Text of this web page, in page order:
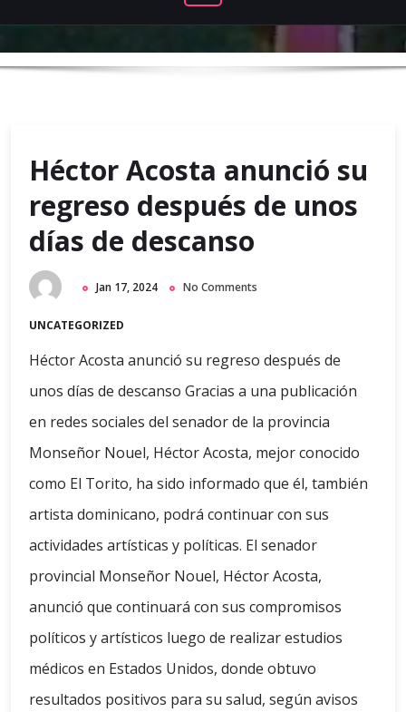
Héctor Acosta anunció su
regreso después de unos
días de descanso
Jan 17, 2024 No Comments
UNCATEGORIZED
Héctor Acosta anunció su regreso después de
unos días de descanso Gracias a una publicación
en redes sociales del senador de la provincia
Monseñor Nouel, Héctor Acosta, mejor conocido
como El Torito, ha sido informado que él, también
artista dominicano, podrá continuar con sus
actividades artísticas y políticas. El senador
provincial Monseñor Nouel, Héctor Acosta,
anunció que continuará con sus compromisos
políticos y artísticos luego de realizar estudios
médicos en Estados Unidos, donde obtuvo
resultados positivos para su salud, según avisos